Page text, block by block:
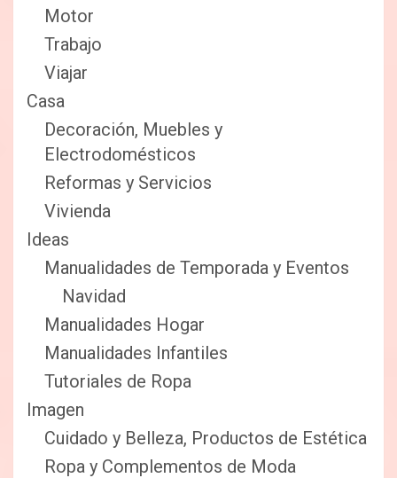
Motor
Trabajo
Viajar
Casa
Decoración, Muebles y
Electrodomésticos
Reformas y Servicios
Vivienda
Ideas
Manualidades de Temporada y Eventos
Navidad
Manualidades Hogar
Manualidades Infantiles
Tutoriales de Ropa
Imagen
Cuidado y Belleza, Productos de Estética
Ropa y Complementos de Moda